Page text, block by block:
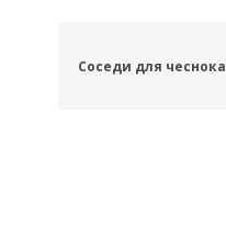
Соседи для чеснока